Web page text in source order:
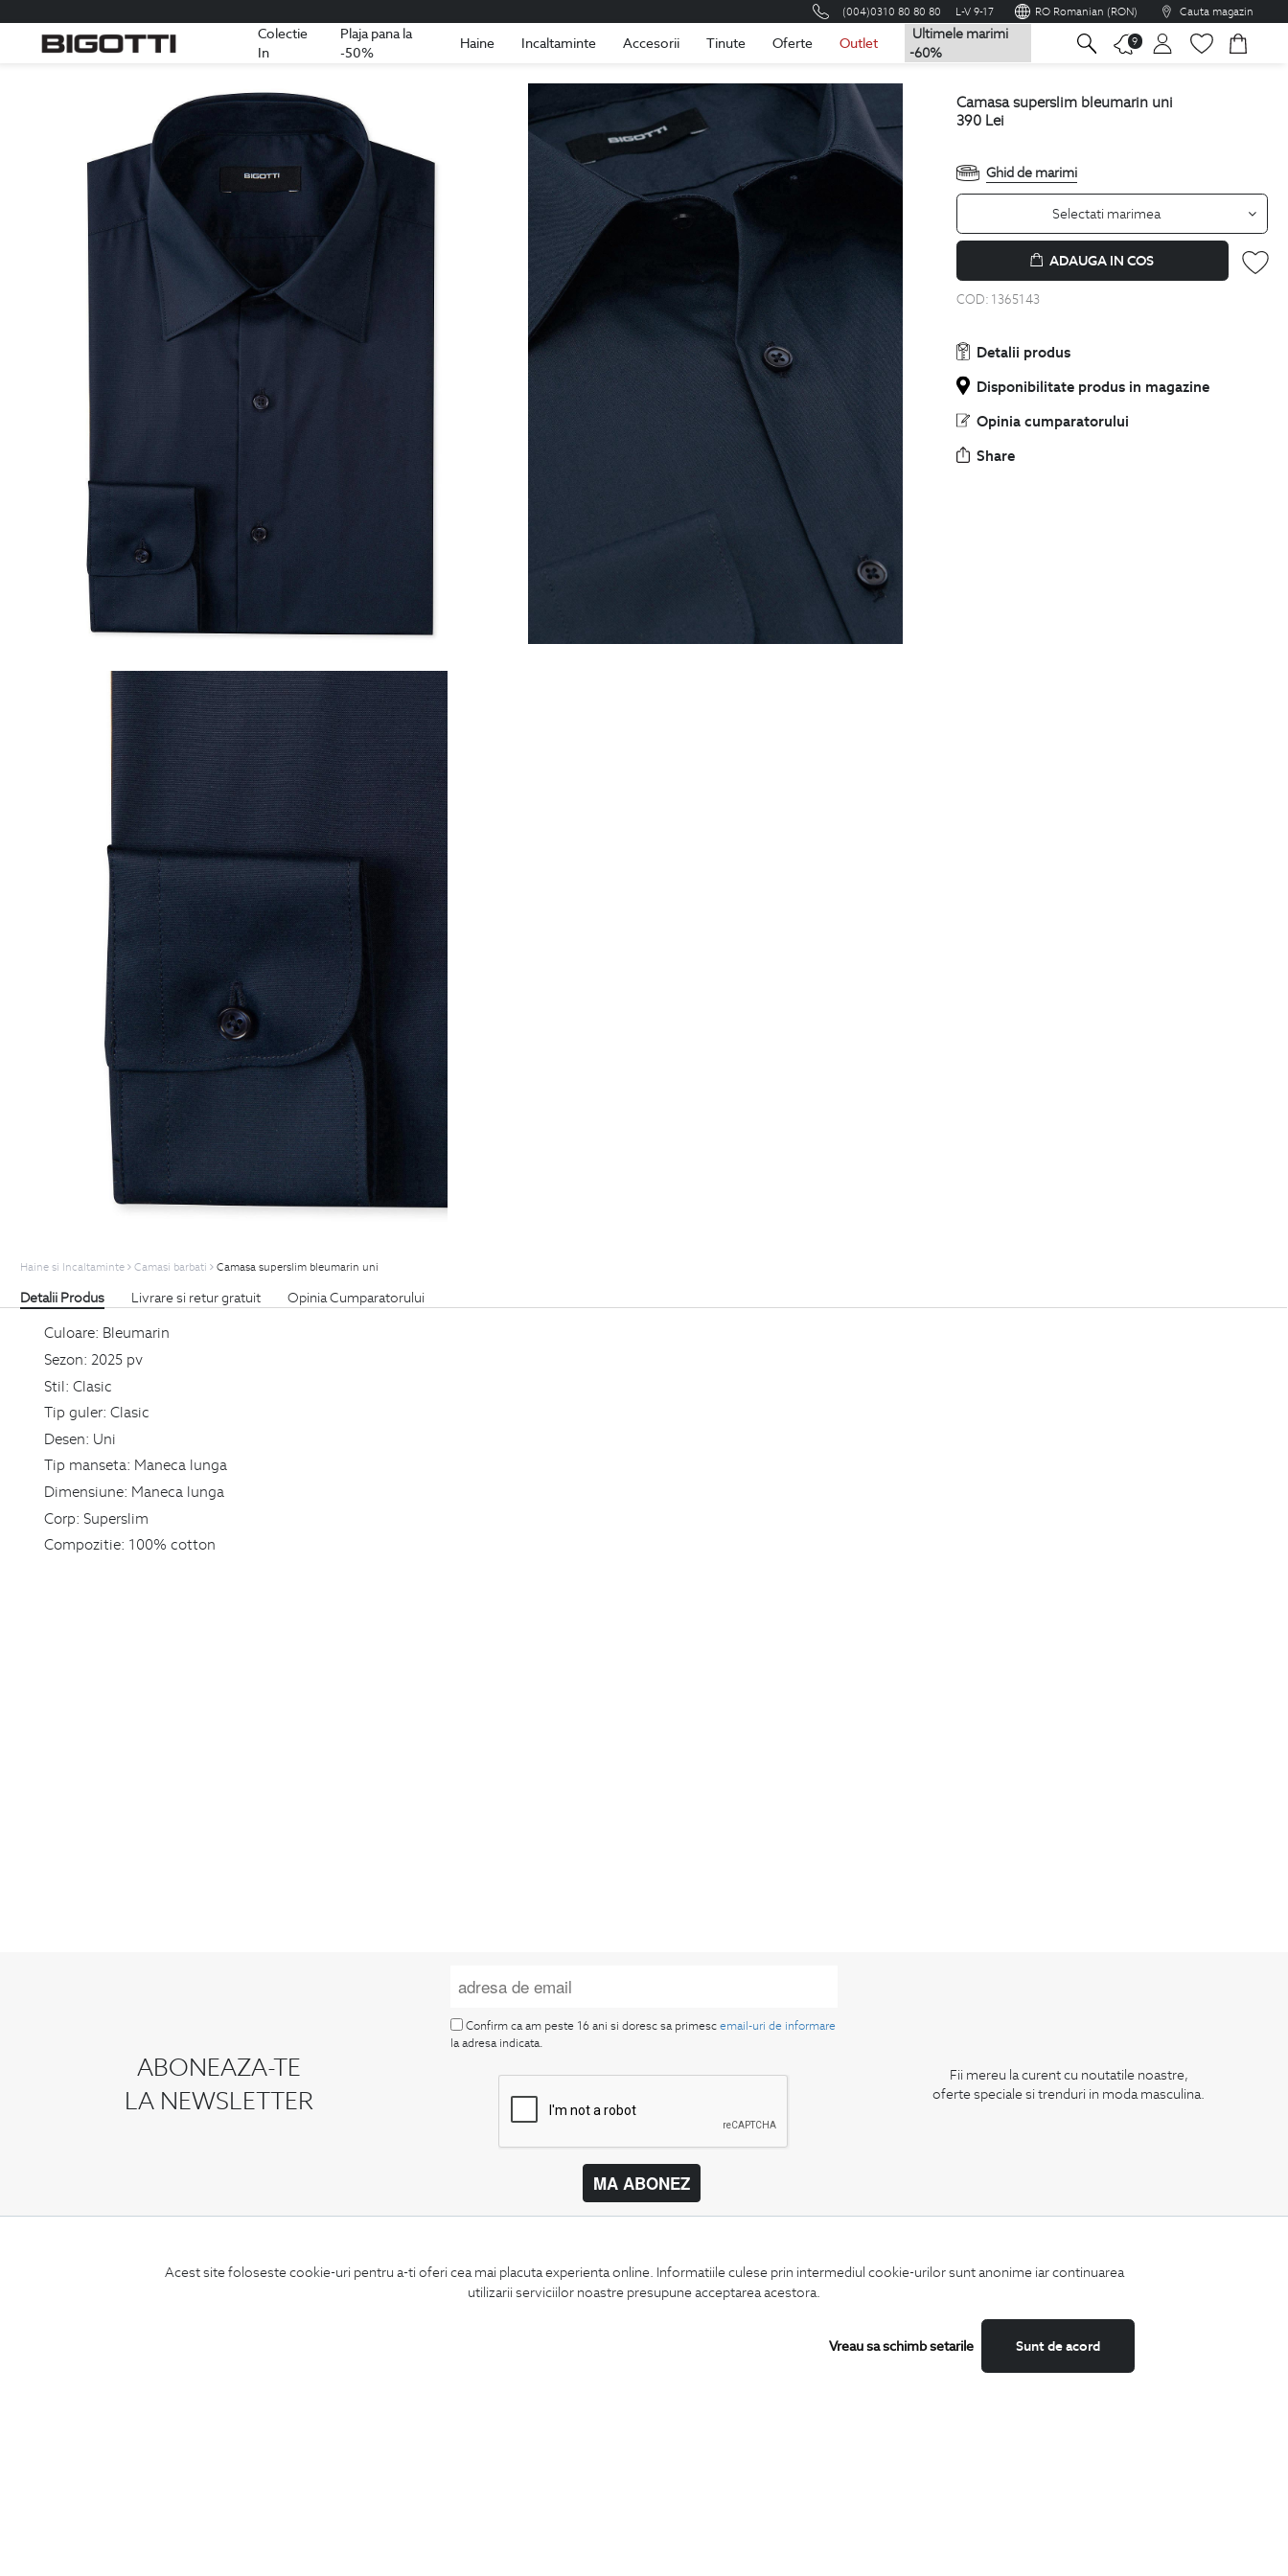
Acest site foloseste cookie-uri pentru a-ti oferi cea mai placuta experienta online. Informatiile culese prin intermediul cookie-urilor sunt anonime iar continuarea
utilizarii serviciilor noastre presupune acceptarea acestora.
Sunt de acord
Vreau sa schimb setarile
(004)0310 80 80 80 L-V 9-17 RO Romanian (RON) Cauta magazin
Colectie
In
Plaja pana la
-50%
Haine Incaltaminte Accesorii Tinute Oferte Outlet
Ultimele marimi
-60%
9
Romania Romana
camasa superslim bleumarin uni
390 Lei
Ghid de marimi
Selectati marimea
ADAUGA IN COS
COD: 1365143
Detalii produs
Disponibilitate produs in magazine
Opinia cumparatorului
Share
Haine si Incaltaminte Camasi barbati Camasa superslim bleumarin uni
Detalii Produs Livrare si retur gratuit Opinia Cumparatorului
Culoare: Bleumarin
Sezon: 2025 pv
Stil: Clasic
Tip guler: Clasic
Desen: Uni
Tip manseta: Maneca lunga
Dimensiune: Maneca lunga
Corp: Superslim
Compozitie: 100% cotton
ABONEAZA-TE
LA NEWSLETTER
Confirm ca am peste 16 ani si doresc sa primescemail-uri de informare
la adresa indicata.
MA ABONEZ
Fii mereu la curent cu noutatile noastre,
oferte speciale si trenduri in moda masculina.
Termeni si conditii
Contact
Magazine
Facebook
LinkedIn
Camasi
Incaltaminte
Pantaloni